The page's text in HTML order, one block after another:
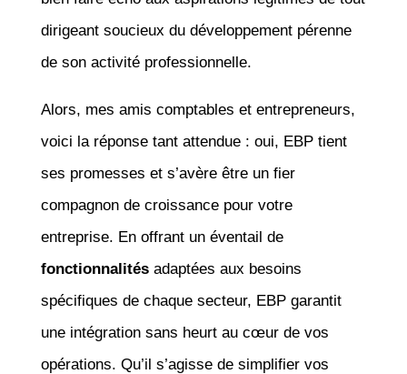
dirigeant soucieux du développement pérenne
de son activité professionnelle.
Alors, mes amis comptables et entrepreneurs,
voici la réponse tant attendue : oui, EBP tient
ses promesses et s’avère être un fier
compagnon de croissance pour votre
entreprise. En offrant un éventail de
fonctionnalitésadaptées aux besoins
spécifiques de chaque secteur, EBP garantit
une intégration sans heurt au cœur de vos
opérations. Qu’il s’agisse de simplifier vos